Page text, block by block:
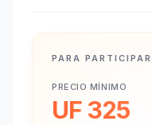
PARA
PRECIO MÍNIMO
UF 325